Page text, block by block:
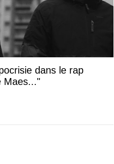
dans le rap
Maes..."